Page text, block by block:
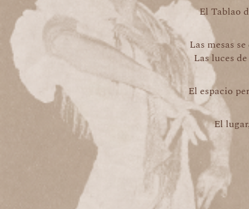
El Tablao
Las mesas
Las luces
El espacio
El